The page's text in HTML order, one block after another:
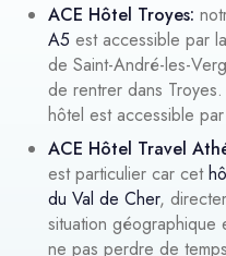
ACE Hôtel Troyes:
A5 est accessible par
de Saint-André-les-
de rentrer dans
hôtel est accessible
ACE Hôtel Travel
est particulier car cet
du Val de Cher,
situation géographique
ne pas perdre de